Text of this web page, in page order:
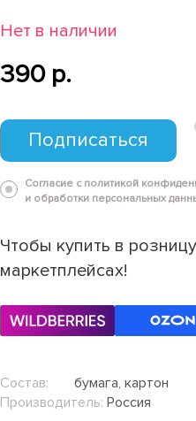
Нет в наличии
390 p.
Подписаться
Согласие с политикой
и обработки персональных
Чтобы купить в
маркетплейсах!
Состав:
бумага, картон
Производитель: Россия